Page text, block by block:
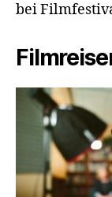
bei